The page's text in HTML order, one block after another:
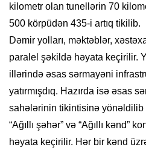
kilometr olan tunellərin 70
500 körpüdən 435-i artıq tikilib.
Dəmir yolları, məktəblər,
paralel şəkildə həyata keçirilir.
illərində əsas sərmayəni
yatırmışdıq. Hazırda isə əsas
sahələrinin tikintisinə yönəldilib
“Ağıllı şəhər” və “Ağıllı kənd”
həyata keçirilir. Hər bir kənd